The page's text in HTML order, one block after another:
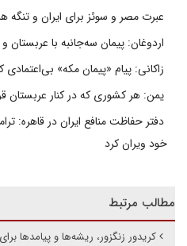
عبرت مصر و سوئز برای ایران و تنگه
اردوغان: پیمان سه‌جانبه با
زاکانی: پیام «پیمان مکه»
یمن: هر کشوری که در کنار عربستان
دفتر حفاظت منافع ایران در قاهره:
خود ویران کرد
مطالب مرتبط
کریدور زنگزور، ریشه‌ها و پیامدها